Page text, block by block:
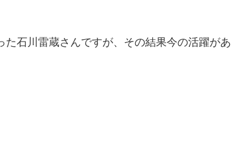
石川雷蔵さんですが、その結果今の活躍があ